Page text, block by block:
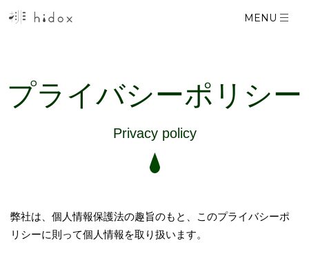
ツ
MENU
プライバシーポリシー
Privacy policy
弊社は、個人情報保護法の趣旨のもと、このプライバシーポ
リシーに則って個人情報を取り扱います。